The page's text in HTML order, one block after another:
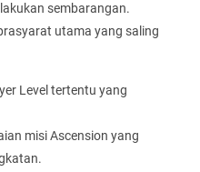
sembarangan.
utama yang saling
Level tertentu yang
misi Ascension yang